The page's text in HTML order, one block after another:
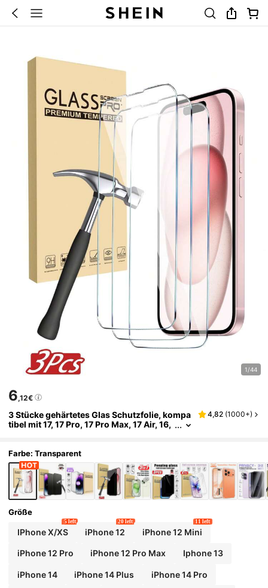
1/44
6,12€
3 Stücke gehärtetes Glas Schutzfolie, kompa
tibel mit 17, 17 Pro, 17 Pro Max, 17 Air, 16,
kompatibel mit 14, 15 Pro Max, stoßfest
4,82 (1000+)
Farbe: Transparent
Größe
IPhone X/XS
5 left
iPhone 12
20 left
iPhone 12 Mini
11 left
iPhone 12 Pro iPhone 12 Pro Max Iphone 13
iPhone 14 iPhone 14 Plus iPhone 14 Pro